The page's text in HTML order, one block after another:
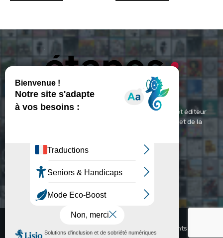
ETAPES : Magazine Média de référence depuis 1994 et éditeur
spécialisé dans les domaines du design, de l'image et de la
Contact : contact@etapes.com
© Copyright - Etapes : Magazine (1994-2026)
Accueil
Abonnements
Agenda
Jobs Newsletter